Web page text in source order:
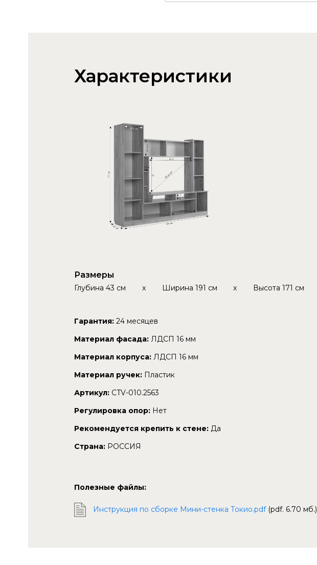
Характеристики
Размеры
Глубина 43 см x Ширина 191 см x Высота 171 см
Гарантия: 24 месяцев
Материал фасада: ЛДСП 16 мм
Материал корпуса: ЛДСП 16 мм
Материал ручек: Пластик
Артикул: CTV-010.2563
Регулировка опор: Нет
Рекомендуется крепить к стене: Да
Страна: РОССИЯ
Полезные файлы:
Инструкция по сборке Мини-стенка Токио.pdf (pdf. 6.70 мб.)